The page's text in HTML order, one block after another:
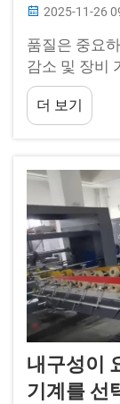
2025-11-26
품질은 중요
감소 및 장비
관리가 동일
글루어 공급
을 이해하고
더 보기
내구성이
기계를 선